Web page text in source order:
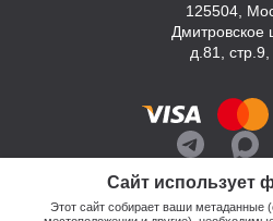
Сайт использует
Этот сайт собирает ваши метаданные
125504,
Дмитровское
д.81, стр.9,